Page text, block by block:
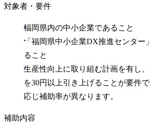
対象者・要件
福岡県内の中小企業であること
「福岡県中小企業DX推進センター
ること
生産性向上に取り組む計画を有し
を30円以上引き上げることが要件
応じ補助率が異なります。
補助内容